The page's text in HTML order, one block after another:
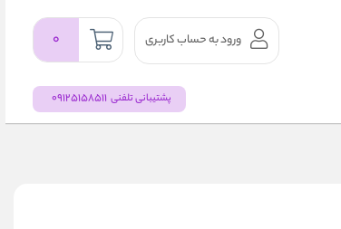
۰ ورود به حساب کاربری
پشتیبانی تلفنی 09125158511